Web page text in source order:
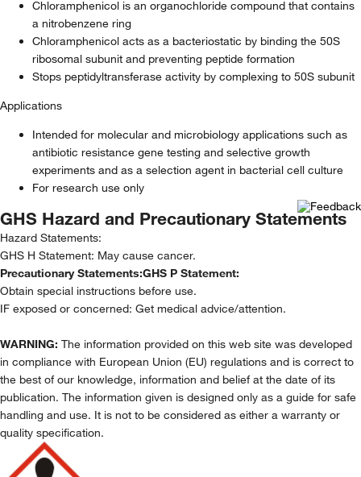
Chloramphenicol is an organochloride compound that contains
a nitrobenzene ring
Chloramphenicol acts as a bacteriostatic by binding the 50S
ribosomal subunit and preventing peptide formation
Stops peptidyltransferase activity by complexing to 50S subunit
Applications
Intended for molecular and microbiology applications such as
antibiotic resistance gene testing and selective growth
experiments and as a selection agent in bacterial cell culture
For research use only
GHS Hazard and Precautionary Statements
Hazard Statements:
GHS H Statement: May cause cancer.
Precautionary Statements:GHS P Statement:
Obtain special instructions before use.
IF exposed or concerned: Get medical advice/attention.
WARNING: The information provided on this web site was developed
in compliance with European Union (EU) regulations and is correct to
the best of our knowledge, information and belief at the date of its
publication. The information given is designed only as a guide for safe
handling and use. It is not to be considered as either a warranty or
quality specification.